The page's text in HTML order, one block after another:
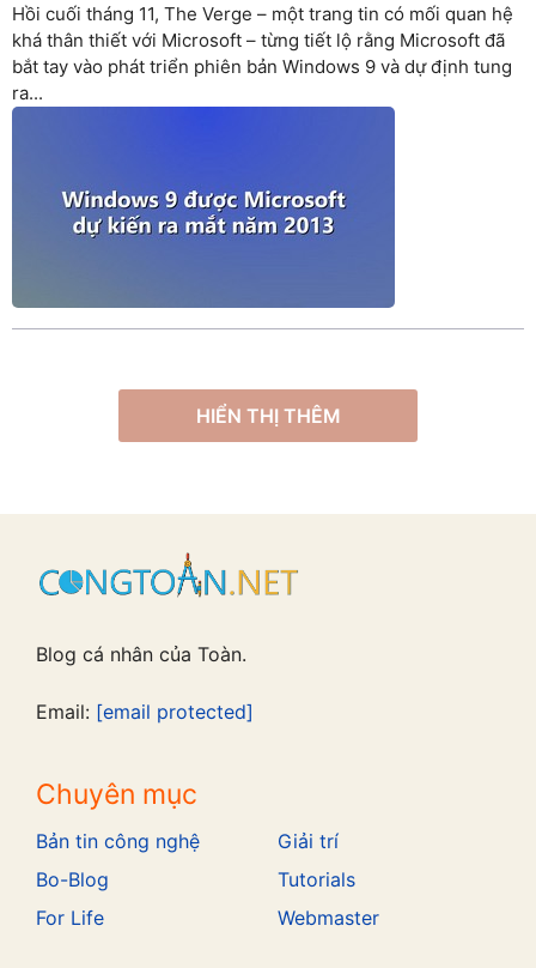
Hồi cuối tháng 11, The Verge – một trang tin có mối quan hệ
khá thân thiết với Microsoft – từng tiết lộ rằng Microsoft đã
bắt tay vào phát triển phiên bản Windows 9 và dự định tung
ra...
HIỂN THỊ THÊM
Blog cá nhân của Toàn.
Email: [email protected]
Chuyên mục
Bản tin công nghệ
Bo-Blog
For Life
Giải trí
Tutorials
Webmaster